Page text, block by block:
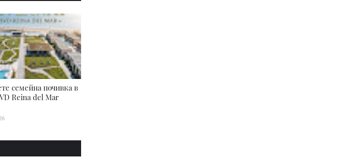
семейна почивка в
Reina del Mar